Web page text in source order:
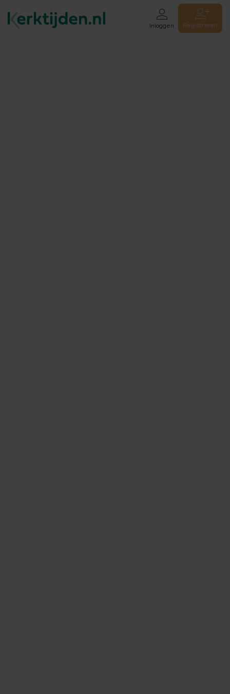
Inloggen Registreren